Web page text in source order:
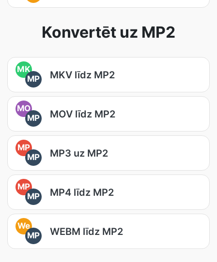
Konvertēt uz MP2
MK
MP
MKV līdz MP2
MO
MP
MOV līdz MP2
MP
MP
MP3 uz MP2
MP
MP
MP4 līdz MP2
We
MP
WEBM līdz MP2